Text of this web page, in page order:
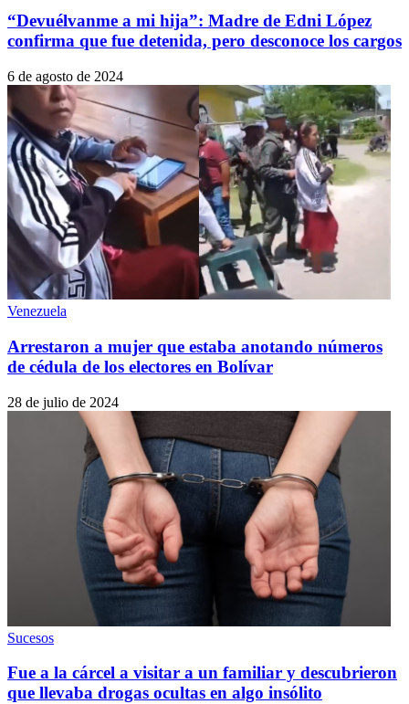
“Devuélvanme a mi hija”: Madre de Edni López
confirma que fue detenida, pero desconoce los cargos
6 de agosto de 2024
Venezuela
Arrestaron a mujer que estaba anotando números
de cédula de los electores en Bolívar
28 de julio de 2024
Sucesos
Fue a la cárcel a visitar a un familiar y descubrieron
que llevaba drogas ocultas en algo insólito